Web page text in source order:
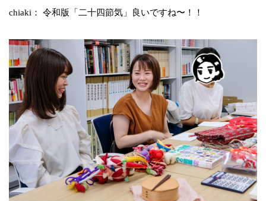
chiaki： 令和版「二十四節気」良いですね〜！！